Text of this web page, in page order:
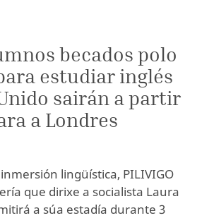
becados polo
estudiar inglés
sairán a partir
a Londres
lingüística, PILIVIGO
que dirixe a socialista Laura
a súa estadía durante 3